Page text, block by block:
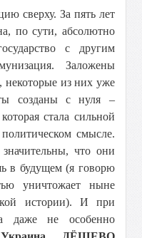
сверху. За пять лет
по сути, абсолютно
с другим
Заложены
некоторые из них уже
созданы с нуля –
стала сильной
смысле.
что они
в будущем (я говорю
уничтожает ныне
истории). И при
даже не особенно